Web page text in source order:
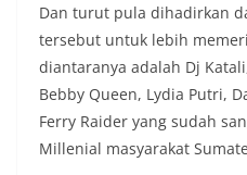
agar warga
akan dikibarkan,
keadaan bersih,
dikibarkan sebagai
negara.‎‎‎Selain
bendera, kegiatan
dimanfaatkan
warning) guna
Dan turut pula dihadirkan
tersebut untuk lebih
diantaranya adalah Dj
Bebby Queen, Lydia Putri,
Ferry Raider yang sudah
Millenial masyarakat